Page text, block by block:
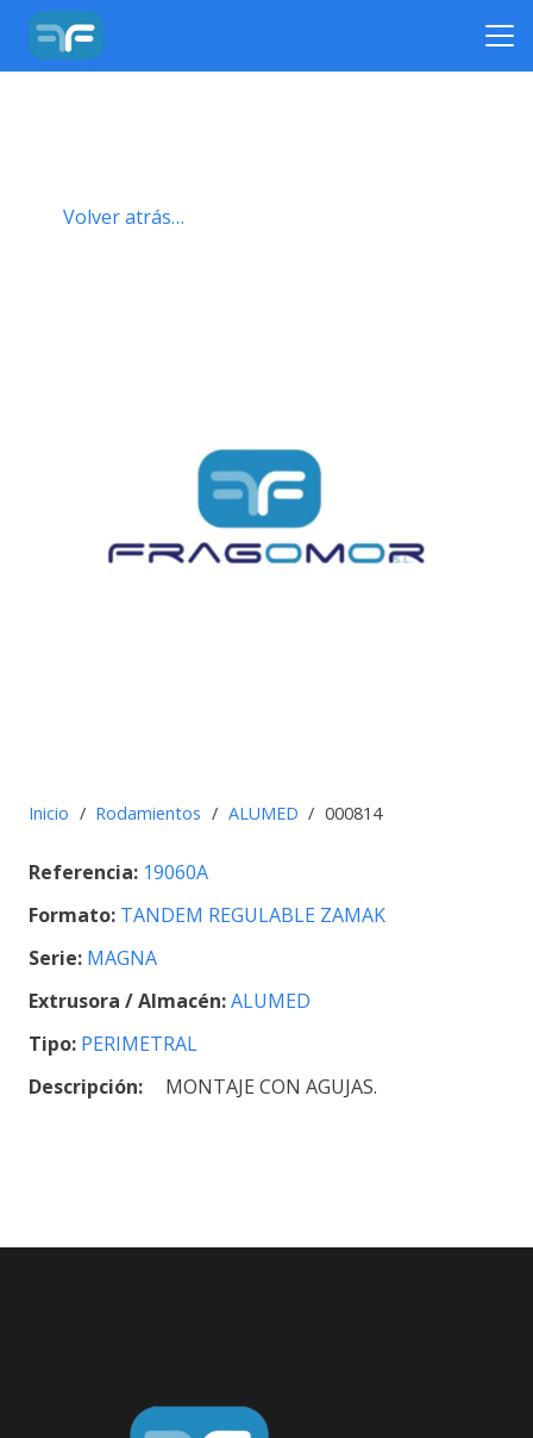
Volver atrás…
Inicio / Rodamientos / ALUMED / 000814
Referencia: 19060A
Formato: TANDEM REGULABLE ZAMAK
Serie: MAGNA
Extrusora / Almacén:ALUMED
Tipo: PERIMETRAL
Descripción:
MONTAJE CON AGUJAS.